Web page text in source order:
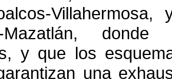
Mazatlán,
y que los
una